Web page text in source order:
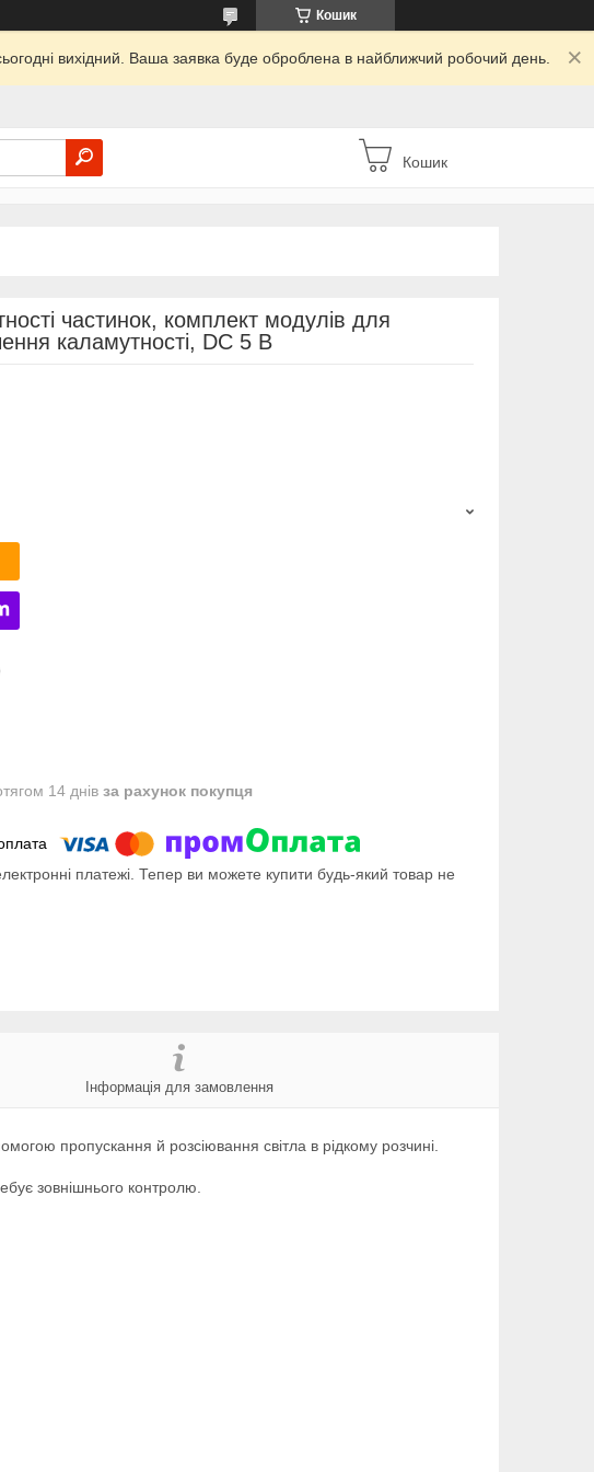
Кошик
вихідний. Ваша заявка буде оброблена в найближчий робочий день.
Кошик
частинок, комплект модулів для
каламутності, DC 5 В
14 днів за рахунок покупця
платежі. Тепер ви можете купити будь-який товар не
Інформація для замовлення
пропускання й розсіювання світла в рідкому розчині.
зовнішнього контролю.